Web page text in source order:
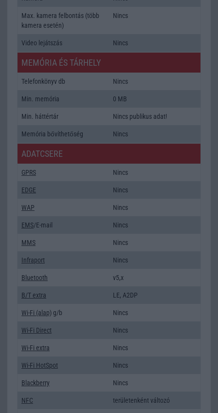
Max. kamera felbontás (több
kamera esetén)
Nincs
Video lejátszás Nincs
MEMÓRIA ÉS TÁRHELY
Telefonkönyv db Nincs
Min. memória 0 MB
Min. háttértár Nincs publikus adat!
Memória bővíthetőség Nincs
ADATCSERE
GPRS Nincs
EDGE Nincs
WAP Nincs
EMS/E-mail Nincs
MMS Nincs
Infraport Nincs
Bluetooth v5,x
B/T extra LE, A2DP
Wi-Fi (alap) g/b Nincs
Wi-Fi Direct Nincs
Wi-Fi extra Nincs
Wi-Fi HotSpot Nincs
Blackberry Nincs
NFC területenként változó